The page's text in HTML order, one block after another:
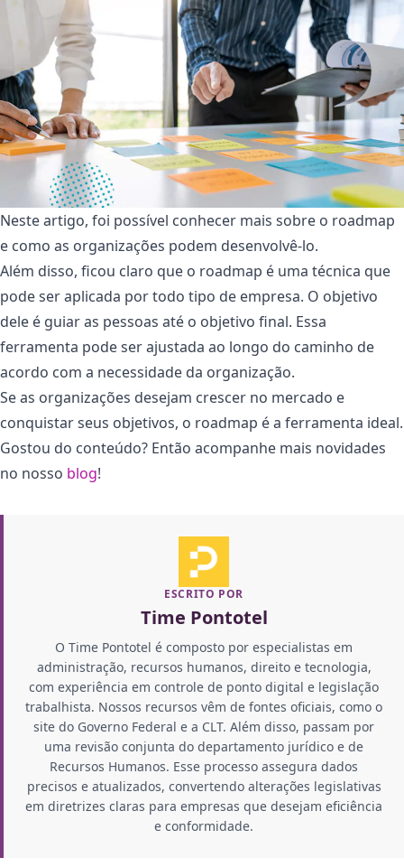
Neste artigo, foi possível conhecer mais sobre o roadmap
e como as organizações podem desenvolvê-lo.
Além disso, ficou claro que o roadmap é uma técnica que
pode ser aplicada por todo tipo de empresa. O objetivo
dele é guiar as pessoas até o objetivo final. Essa
ferramenta pode ser ajustada ao longo do caminho de
acordo com a necessidade da organização.
Se as organizações desejam crescer no mercado e
conquistar seus objetivos, o roadmap é a ferramenta ideal.
Gostou do conteúdo? Então acompanhe mais novidades
no nosso blog!
ESCRITO POR
Time Pontotel
O Time Pontotel é composto por especialistas em
administração, recursos humanos, direito e tecnologia,
com experiência em controle de ponto digital e legislação
trabalhista. Nossos recursos vêm de fontes oficiais, como o
site do Governo Federal e a CLT. Além disso, passam por
uma revisão conjunta do departamento jurídico e de
Recursos Humanos. Esse processo assegura dados
precisos e atualizados, convertendo alterações legislativas
em diretrizes claras para empresas que desejam eficiência
e conformidade.